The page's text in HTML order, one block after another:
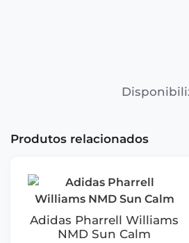
Produtos relacionados
Adidas Pharrell Williams
NMD Sun Calm